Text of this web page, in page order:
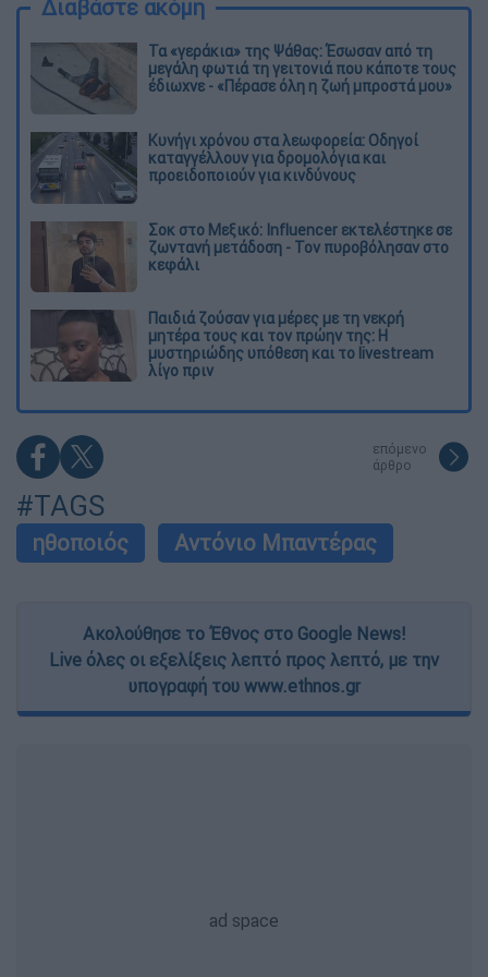
Διαβάστε ακόμη
Τα «γεράκια» της Ψάθας: Έσωσαν από τη
μεγάλη φωτιά τη γειτονιά που κάποτε τους
έδιωχνε - «Πέρασε όλη η ζωή μπροστά μου»
Κυνήγι χρόνου στα λεωφορεία: Οδηγοί
καταγγέλλουν για δρομολόγια και
προειδοποιούν για κινδύνους
Σοκ στο Μεξικό: Influencer εκτελέστηκε σε
ζωντανή μετάδοση - Τον πυροβόλησαν στο
κεφάλι
Παιδιά ζούσαν για μέρες με τη νεκρή
μητέρα τους και τον πρώην της: Η
μυστηριώδης υπόθεση και το livestream
λίγο πριν
επόμενο
άρθρο
#TAGS
ηθοποιός Αντόνιο Μπαντέρας
Ακολούθησε το Έθνος στο Google News!
Live όλες οι εξελίξεις λεπτό προς λεπτό, με την
υπογραφή του www.ethnos.gr